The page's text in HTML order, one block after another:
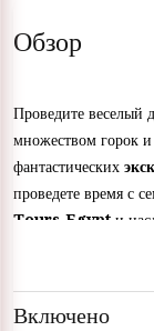
Обзор
Проведите веселый
множеством горок и
фантастических
проведете время с
Tours Egypt и
Включено